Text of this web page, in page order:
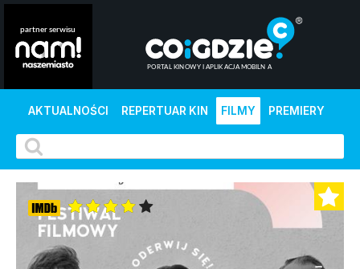
AKTUALNOŚCI REPERTUAR KIN FILMY PREMIERY